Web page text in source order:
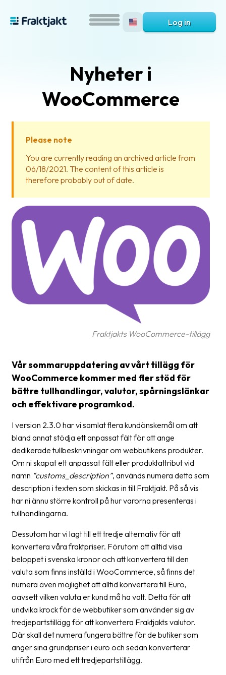
is
Fraktjakt?
Help?
Glossary
Packing
Shipping
documents
Delivery
terms
Pickups
Manuals
Downloads
Barcode
scanner
Support
the
company
About
Fraktjakt
Media
Coworkers
Job
&
Log in
Nyheter i
WooCommerce
Please note
You are currently reading an archived article from
06/18/2021. The content of this article is
therefore probably out of date.
Fraktjakts WooCommerce-tillägg
Vår sommaruppdatering av vårt tillägg för
WooCommerce kommer med fler stöd för
bättre tullhandlingar, valutor, spårningslänkar
och effektivare programkod.
I version 2.3.0 har vi samlat flera kundönskemål om att
bland annat stödja ett anpassat fält för att ange
dedikerade tullbeskrivningar om webbutikens produkter.
Om ni skapat ett anpassat fält eller produktattribut vid
namn “customs_description”, används numera detta som
description i texten som skickas in till Fraktjakt. På så vis
har ni ännu större kontroll på hur varorna presenteras i
tullhandlingarna.
Dessutom har vi lagt till ett tredje alternativ för att
konvertera våra fraktpriser. Förutom att alltid visa
beloppet i svenska kronor och att konvertera till den
valuta som finns inställd i WooCommerce, så finns det
numera även möjlighet att alltid konvertera till Euro,
oavsett vilken valuta er kund må ha valt. Detta för att
undvika krock för de webbutiker som använder sig av
tredjepartstillägg för att konvertera Fraktjakts valutor.
Där skall det numera fungera bättre för de butiker som
anger sina grundpriser i euro och sedan konverterar
utifrån Euro med ett tredjepartstillägg.